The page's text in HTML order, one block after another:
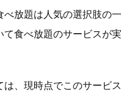
放題は人気の選択肢の一
食べ放題のサービスが
、現時点でこのサービ